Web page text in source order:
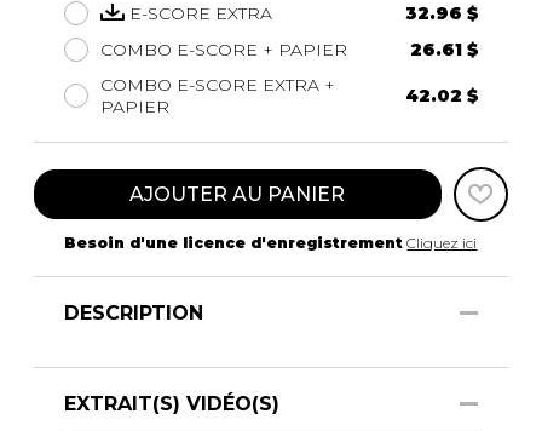
E-SCORE EXTRA
32.96 $
COMBO E-SCORE + PAPIER
26.61 $
COMBO E-SCORE EXTRA +
PAPIER
42.02 $
AJOUTER AU PANIER
Besoin d'une licence d'enregistrement Cliquez ici
DESCRIPTION
EXTRAIT(S) VIDÉO(S)